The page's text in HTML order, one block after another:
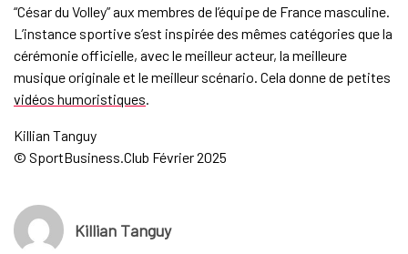
“César du Volley” aux membres de l’équipe de France masculine.
L’instance sportive s’est inspirée des mêmes catégories que la
cérémonie officielle, avec le meilleur acteur, la meilleure
musique originale et le meilleur scénario. Cela donne de petites
vidéos humoristiques.
Killian Tanguy
© SportBusiness.Club Février 2025
Killian Tanguy